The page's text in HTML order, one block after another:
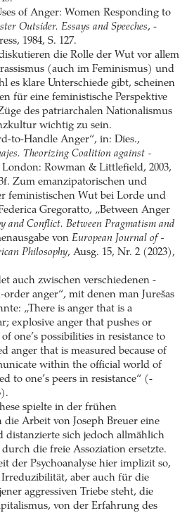
of Anger: Women Responding to
Outsider. Essays and Speeches, ­
1984, S. 127.
die Rolle der Wut vor ­allem
(auch im ­Feminismus) und
es klare Unterschiede gibt, scheinen
für eine feministische Perspektive
des ­patriarchalen Nationalismus
wichtig zu sein.
to-Handle Anger“, in: Dies.,
Theorizing Coalition against
London: Rowman & Littlefield, 2003,
Zum emanzipatorischen und
feministischen Wut bei Lorde und
Gregoratto, „Between Anger
and Conflict. Between Pragmatism and
von European Journal of ­
Philosophy, Ausg. 15, Nr. 2 (2023),
auch zwischen verschiedenen
order anger“, mit denen man Jurešas
„There is anger that is a
explosive anger that pushes or
one’s possibilities in resistance to
anger that is measured because of
within the official world of
to one’s peers in resistance“ (­
spielte in der frühen
die Arbeit von Joseph Breuer eine
distanzierte sich jedoch allmählich
die freie Assoziation ersetzte.
der Psychoanalyse hier implizit so,
Irreduzibilität, aber auch für die
aggressiven Triebe steht, die
von der Erfahrung des